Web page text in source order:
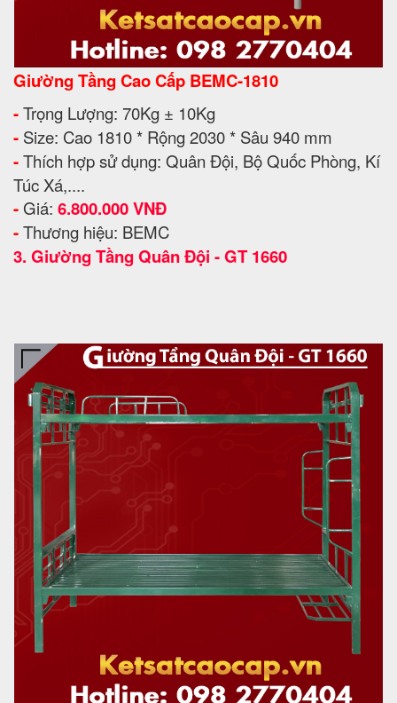
Giường Tầng Cao Cấp BEMC-1810
-Trọng Lượng: 70Kg ± 10Kg
- Size: Cao 1810 * Rộng 2030 * Sâu 940 mm
-Thích hợp sử dụng: Quân Đội, Bộ Quốc Phòng, Kí
Túc Xá,....
- Giá: 6.800.000 VNĐ
-Thương hiệu: BEMC
3. Giường Tầng Quân Đội - GT 1660